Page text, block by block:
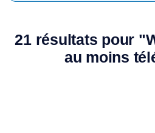
21 résultats pour
au moins